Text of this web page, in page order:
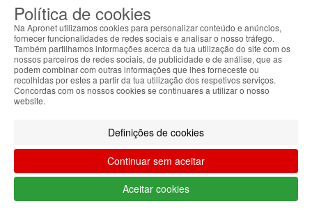
Ver
todos
Formato
Slim
Formato
Formato
3.5
Gráficas
e Som
Política de cookies
Na Apronet utilizamos cookies para personalizar conteúdo e anúncios,
fornecer funcionalidades de redes sociais e analisar o nosso tráfego.
Também partilhamos informações acerca da tua utilização do site com os
nossos parceiros de redes sociais, de publicidade e de análise, que as
podem combinar com outras informações que lhes forneceste ou
recolhidas por estes a partir da tua utilização dos respetivos serviços.
Concordas com os nossos cookies se continuares a utilizar o nosso
website.
Definições de cookies
Continuar sem aceitar
Aceitar cookies